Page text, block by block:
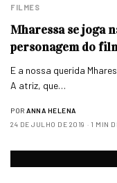
FILMES
Mharessa se joga
personagem do
E a nossa querida
A atriz, que…
POR ANNA HELENA
24 DE JULHO DE 2019
1 MIN